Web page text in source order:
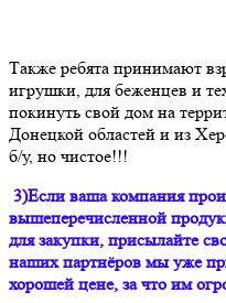
Также ребята принимают
игрушки, для беженцев и
покинуть свой дом на
Донецкой областей и из
б/у, но чистое!!!
3)Если ваша компания
вышеперечисленной
для закупки, присылайте
наших партнёров мы уже
хорошей цене, за что им